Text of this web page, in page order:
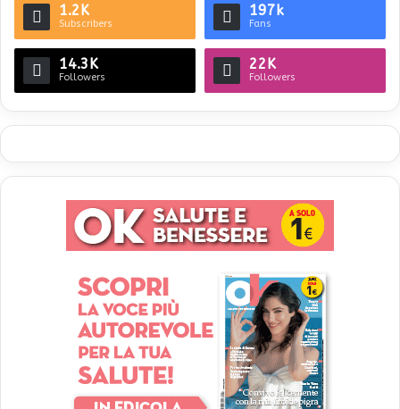
1.2K
Subscribers
197k
Fans
14.3K
Followers
22K
Followers